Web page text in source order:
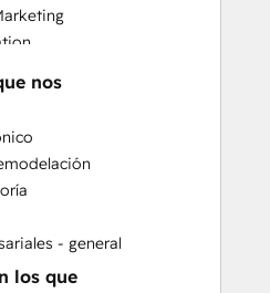
Training
Analysis
Services
nos
- general
los que